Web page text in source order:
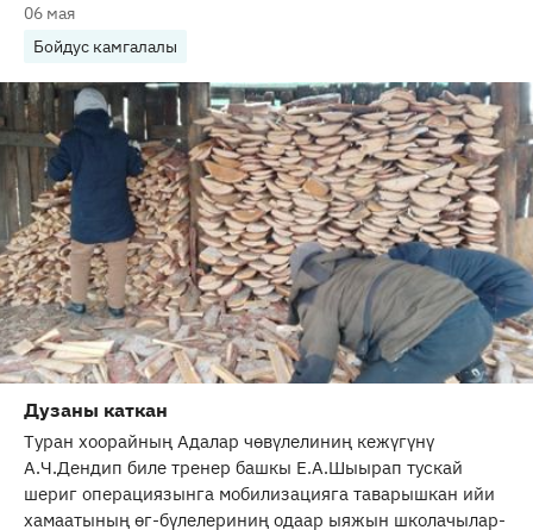
06 мая
Бойдус камгалалы
Дузаны каткан
Туран хоорайның Адалар чөвүлелиниң кежүгүнү
А.Ч.Дендип биле тренер башкы Е.А.Шыырап тускай
шериг операциязынга мобилизацияга таварышкан ийи
хамаатының өг-бүлелериниң одаар ыяжын школачылар-